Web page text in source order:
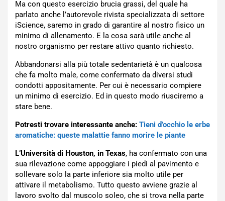
Ma con questo esercizio brucia grassi, del quale ha
parlato anche l’autorevole rivista specializzata di settore
iScience, saremo in grado di garantire al nostro fisico un
minimo di allenamento. E la cosa sarà utile anche al
nostro organismo per restare attivo quanto richiesto.
Abbandonarsi alla più totale sedentarietà è un qualcosa
che fa molto male, come confermato da diversi studi
condotti appositamente. Per cui è necessario compiere
un minimo di esercizio. Ed in questo modo riusciremo a
stare bene.
Potresti trovare interessante anche: Tieni d’occhio le erbe
aromatiche: queste malattie fanno morire le piante
L’Università di Houston, in Texas, ha confermato con una
sua rilevazione come appoggiare i piedi al pavimento e
sollevare solo la parte inferiore sia molto utile per
attivare il metabolismo. Tutto questo avviene grazie al
lavoro svolto dal muscolo soleo, che si trova nella parte